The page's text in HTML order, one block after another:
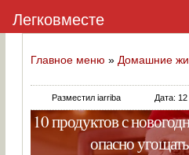
Главное меню » Домашние
Разместил iarriba Дата:
10 продуктов с
опасно
Легковместе